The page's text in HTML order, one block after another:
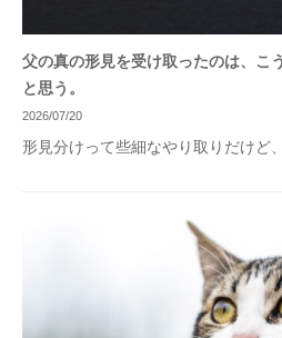
父の真の形見を受け取ったのは、こ
と思う。
2026/07/20
形見分けって些細なやり取りだけど